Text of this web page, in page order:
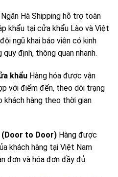
Ngân Hà Shipping hỗ trợ toàn
khẩu tại cửa khẩu Lào và Việt
ngũ khai báo viên có kinh
định, thông quan nhanh.
khẩu Hàng hóa được vận
với điểm đến, theo dõi trạng
khách hàng theo thời gian
(Door to Door) Hàng được
khách hàng tại Việt Nam
đơn và hóa đơn đầy đủ.